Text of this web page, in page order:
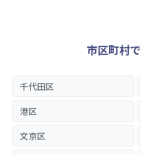
市区町村
千代田区
港区
文京区